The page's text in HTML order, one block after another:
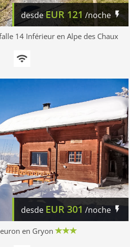
desdeEUR 121/noche
14 Inférieur en Alpe des Chaux
desde EUR301 /noche
en Gryon